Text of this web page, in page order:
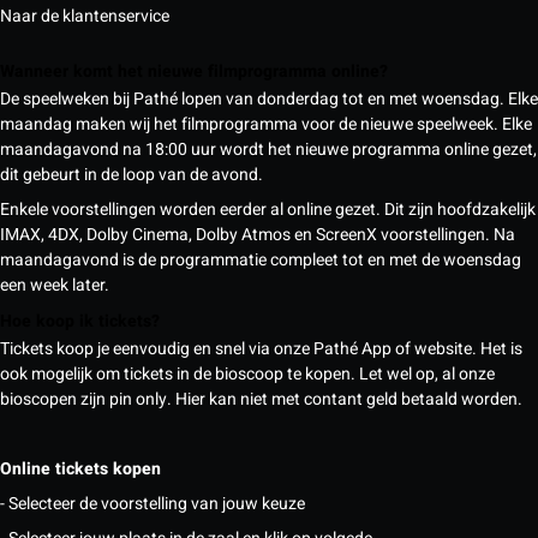
Naar de klantenservice
De speelweken bij Pathé lopen van donderdag tot en met woensdag. Elke
maandag maken wij het filmprogramma voor de nieuwe speelweek. Elke
maandagavond na 18:00 uur wordt het nieuwe programma online gezet,
dit gebeurt in de loop van de avond.
Enkele voorstellingen worden eerder al online gezet. Dit zijn hoofdzakelijk
IMAX, 4DX, Dolby Cinema, Dolby Atmos en ScreenX voorstellingen. Na
maandagavond is de programmatie compleet tot en met de woensdag
een week later.
Tickets koop je eenvoudig en snel via onze Pathé App of website. Het is
ook mogelijk om tickets in de bioscoop te kopen. Let wel op, al onze
bioscopen zijn pin only. Hier kan niet met contant geld betaald worden.
Online tickets kopen
- Selecteer de voorstelling van jouw keuze